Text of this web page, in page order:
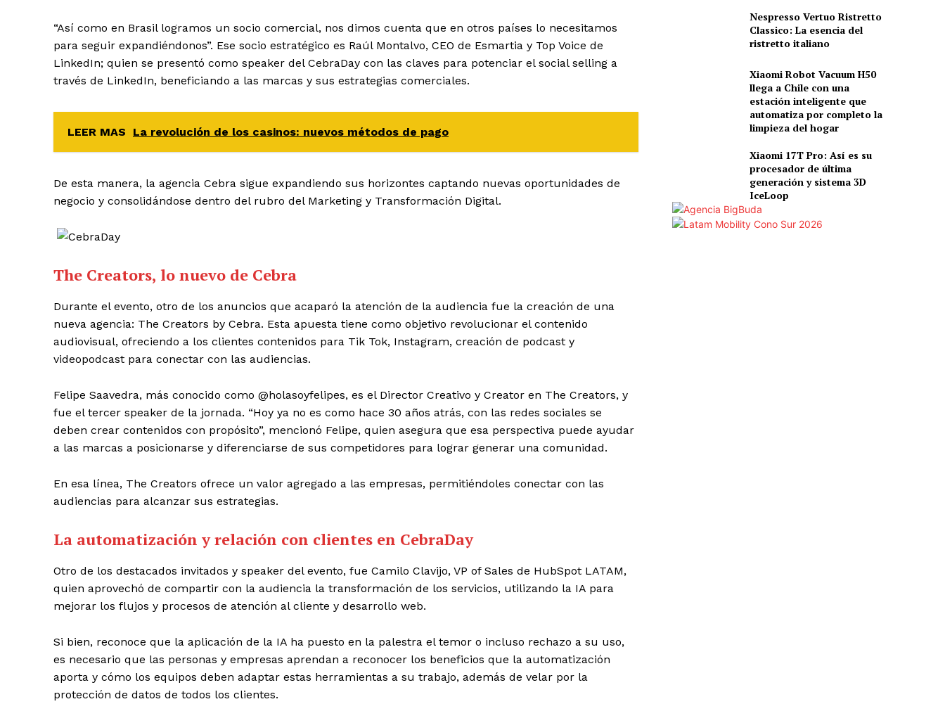
“Así como en Brasil logramos un socio comercial, nos dimos cuenta que en otros países lo necesitamos
para seguir expandiéndonos”. Ese socio estratégico es Raúl Montalvo, CEO de Esmartia y Top Voice de
LinkedIn; quien se presentó como speaker del CebraDay con las claves para potenciar el social selling a
través de LinkedIn, beneficiando a las marcas y sus estrategias comerciales.
LEER MAS La revolución de los casinos: nuevos métodos de pago
De esta manera, la agencia Cebra sigue expandiendo sus horizontes captando nuevas oportunidades de
negocio y consolidándose dentro del rubro del Marketing y Transformación Digital.
The Creators, lo nuevo de Cebra
Durante el evento, otro de los anuncios que acaparó la atención de la audiencia fue la creación de una
nueva agencia: The Creators by Cebra. Esta apuesta tiene como objetivo revolucionar el contenido
audiovisual, ofreciendo a los clientes contenidos para Tik Tok, Instagram, creación de podcast y
videopodcast para conectar con las audiencias.
Felipe Saavedra, más conocido como @holasoyfelipes, es el Director Creativo y Creator en The Creators, y
fue el tercer speaker de la jornada. “Hoy ya no es como hace 30 años atrás, con las redes sociales se
deben crear contenidos con propósito”, mencionó Felipe, quien asegura que esa perspectiva puede ayudar
a las marcas a posicionarse y diferenciarse de sus competidores para lograr generar una comunidad.
En esa línea, The Creators ofrece un valor agregado a las empresas, permitiéndoles conectar con las
audiencias para alcanzar sus estrategias.
La automatización y relación con clientes en CebraDay
Otro de los destacados invitados y speaker del evento, fue Camilo Clavijo, VP of Sales de HubSpot LATAM,
quien aprovechó de compartir con la audiencia la transformación de los servicios, utilizando la IA para
mejorar los flujos y procesos de atención al cliente y desarrollo web.
Si bien, reconoce que la aplicación de la IA ha puesto en la palestra el temor o incluso rechazo a su uso,
es necesario que las personas y empresas aprendan a reconocer los beneficios que la automatización
aporta y cómo los equipos deben adaptar estas herramientas a su trabajo, además de velar por la
protección de datos de todos los clientes.
Nespresso Vertuo Ristretto
Classico: La esencia del
ristretto italiano
Xiaomi Robot Vacuum H50
llega a Chile con una
estación inteligente que
automatiza por completo la
limpieza del hogar
Xiaomi 17T Pro: Así es su
procesador de última
generación y sistema 3D
IceLoop